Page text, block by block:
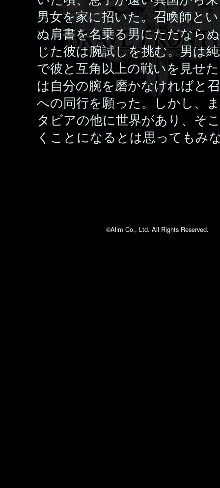
男女を家に招いた。召喚師と
ぬ肩書を名乗る男にただなら
じた彼は腕試しを挑む。男は
で彼と互角以上の戦いを見せ
は自分の腕を磨かなければと
への同行を願った。しかし、
タビアの他に世界があり、そ
くことになるとは思ってもみ
©Alim Co., Ltd. All Rights Reserved.